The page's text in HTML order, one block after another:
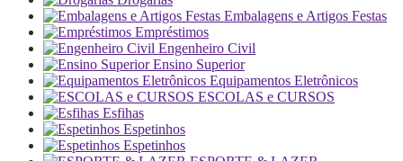
Embalagens e Artigos Festas
Empréstimos
Engenheiro Civil
Ensino Superior
Equipamentos Eletrônicos
ESCOLAS e CURSOS
Esfihas
Espetinhos
Espetinhos